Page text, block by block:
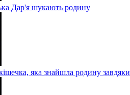
Дар'я шукають родину
яка знайшла родину